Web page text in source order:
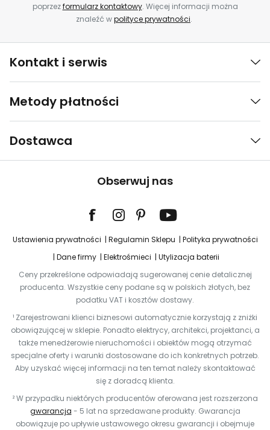
poprzezformularz kontaktowy. Więcej informacji można
znaleźć wpolityce prywatności.
Kontakt i serwis
Metody płatności
Dostawca
Obserwuj nas
Ustawienia prywatności Regulamin Sklepu
Polityka prywatności
Dane firmy
Elektrośmieci
Utylizacja baterii
Ceny przekreślone odpowiadają sugerowanej cenie detalicznej
producenta. Wszystkie ceny podane są w polskich złotych, bez
podatku VAT i kosztów dostawy.
¹ Zarejestrowani klienci biznesowi automatycznie korzystają z zniżki
obowiązującej w sklepie. Ponadto elektrycy, architekci, projektanci, a
także menedżerowie nieruchomości i obiektów mogą otrzymać
specjalne oferty i warunki dostosowane do ich konkretnych potrzeb.
Aby uzyskać więcej informacji na ten temat należy skontaktować
się z doradcą klienta.
² W przypadku niektórych producentów oferowana jest rozszerzona
gwarancja - 5 lat na sprzedawane produkty. Gwarancja
obowiązuje po upływie ustawowego okresu gwarancji i obejmuje